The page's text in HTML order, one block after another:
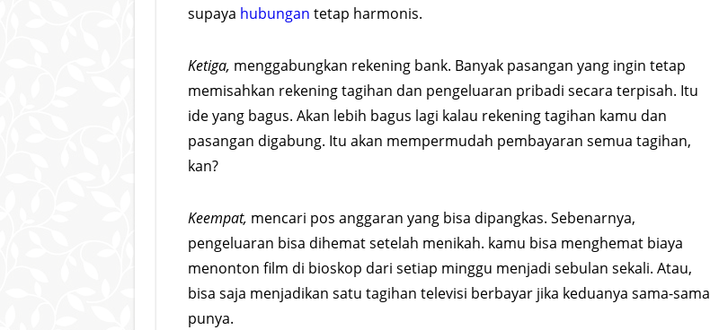
supaya hubungan tetap harmonis.
Ketiga, menggabungkan rekening bank. Banyak pasangan yang ingin tetap
memisahkan rekening tagihan dan pengeluaran pribadi secara terpisah. Itu
ide yang bagus. Akan lebih bagus lagi kalau rekening tagihan kamu dan
pasangan digabung. Itu akan mempermudah pembayaran semua tagihan,
kan?
Keempat, mencari pos anggaran yang bisa dipangkas. Sebenarnya,
pengeluaran bisa dihemat setelah menikah. kamu bisa menghemat biaya
menonton film di bioskop dari setiap minggu menjadi sebulan sekali. Atau,
bisa saja menjadikan satu tagihan televisi berbayar jika keduanya sama-sama
punya.